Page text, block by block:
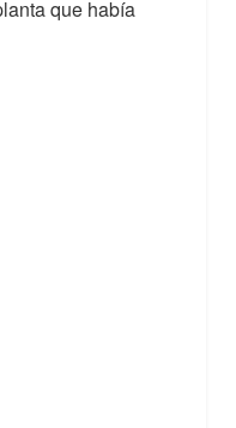
que había